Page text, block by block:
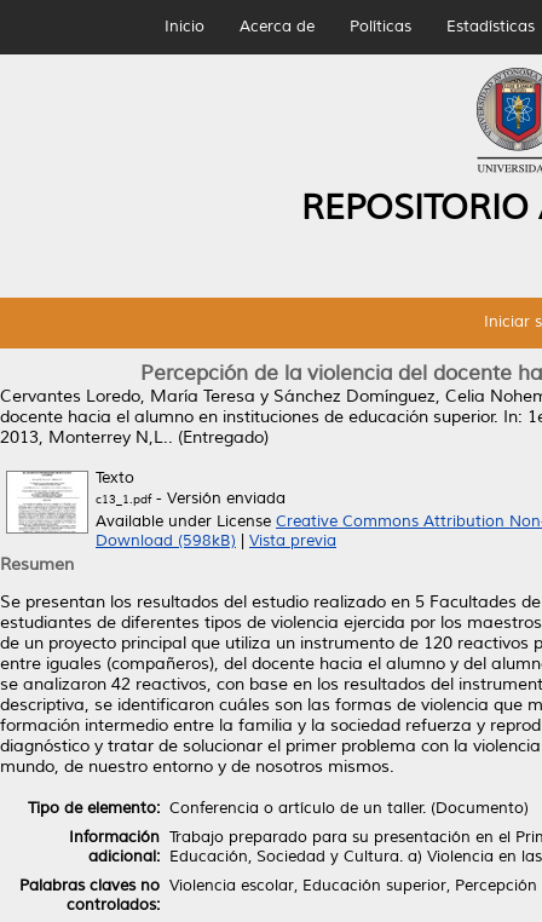
Inicio Acerca de Políticas Estadísticas
Iniciar
Percepción de la violencia del docente
Cervantes Loredo, María Teresa y Sánchez Domínguez, Celia
docente hacia el alumno en instituciones de educación superior. In:
2013, Monterrey N,L.. (Entregado)
Texto
c13_1.pdf- Versión enviada
Available under License Creative Commons Attribution
Download (598kB)
Vista previa
Resumen
Se presentan los resultados del estudio realizado en 5 Facultades
estudiantes de diferentes tipos de violencia ejercida por los
de un proyecto principal que utiliza un instrumento de 120
entre iguales (compañeros), del docente hacia el alumno y del
se analizaron 42 reactivos, con base en los resultados del
descriptiva, se identificaron cuáles son las formas de violencia que
formación intermedio entre la familia y la sociedad refuerza y
diagnóstico y tratar de solucionar el primer problema con la
mundo, de nuestro entorno y de nosotros mismos.
Tipo de elemento: Conferencia o artículo de un taller. (Documento)
Información
adicional:
Trabajo preparado para su presentación en el
Educación, Sociedad y Cultura. a) Violencia en
Palabras claves no
controlados:
Violencia escolar, Educación superior,